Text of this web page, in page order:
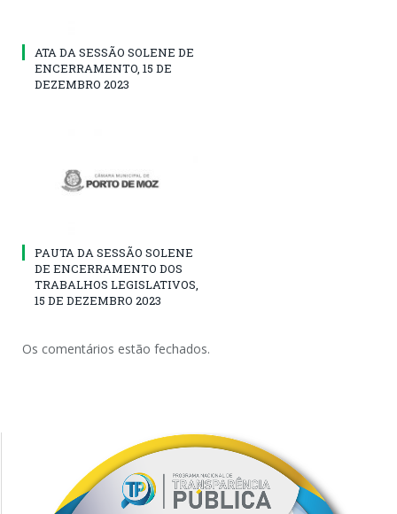
ATA DA SESSÃO SOLENE DE
ENCERRAMENTO, 15 DE
DEZEMBRO 2023
PAUTA DA SESSÃO SOLENE
DE ENCERRAMENTO DOS
TRABALHOS LEGISLATIVOS,
15 DE DEZEMBRO 2023
Os comentários estão fechados.